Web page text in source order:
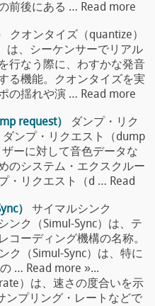
前後にある … Read more
クオンタイズ（quantize）
は、シーケンサーでリアル
行なう際に、わすかな発音
る機能。クオンタイズを実
の揺れや演 … Read more
request）
ダンプ・リク
ンプ・リクエスト（dump
ーに対して音色データな
のシステム・エクスクルー
・リクエスト（d … Read
）
サイマルシンク
ンク（Simul-Sync）は、テ
コーディング機構の名称。
ク（Simul-Sync）は、特に
… Read more »...
）は、速さの度合いを示
ンプリング・レートなどで